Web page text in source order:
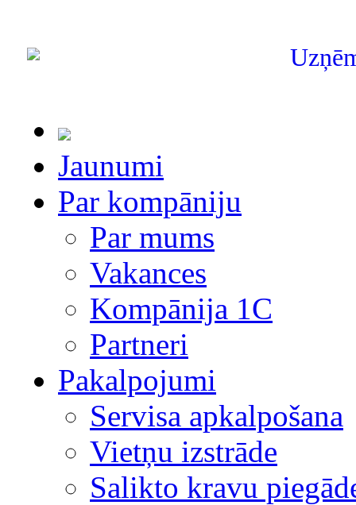
Jaunumi
Par kompāniju
Par mums
Vakances
Kompānija 1С
Partneri
Pakalpojumi
Servisa apkalpošana
Vietņu izstrāde
Salikto kravu